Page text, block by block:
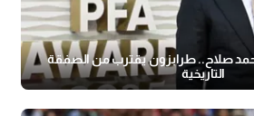
صلاح.. طرابزون يقترب من الصفقة
التاريخية